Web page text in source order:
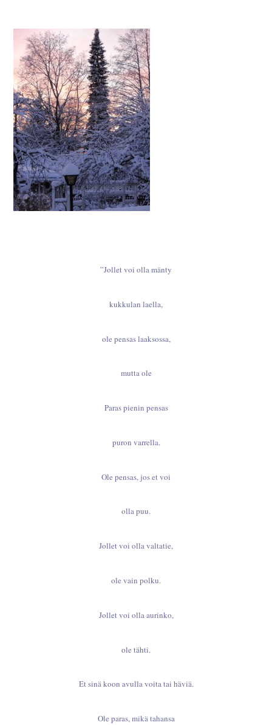
”Jollet voi olla mänty
kukkulan laella,
ole pensas laaksossa,
mutta ole
Paras pienin pensas
puron varrella.
Ole pensas, jos et voi
olla puu.
Jollet voi olla valtatie,
ole vain polku.
Jollet voi olla aurinko,
ole tähti.
Et sinä koon avulla voita tai häviä.
Ole paras, mikä tahansa